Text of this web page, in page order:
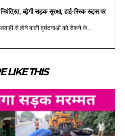
नियंत्रित, बढ़ेगी सड़क सुरक्षा, हाई-रिस्क रूट्स पर
से होने वाली दुर्घटनाओं को रोकने के...
LIKE THIS